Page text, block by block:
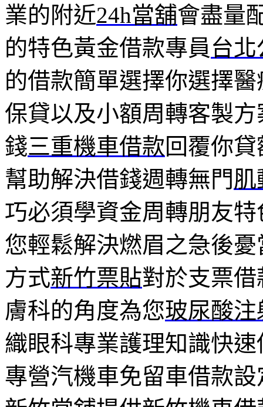
業的附近24h當舖會盡量
的特色黃金借款專員 台
的借款簡單選擇你選擇
保貸以及小額周轉客製
錢三重機車借款回覆你
幫助解決借錢週轉無門肌
巧必須學資金周轉朋友
您輕鬆解決燃眉之急後
方式新竹票貼對於支票
膚科的角度為您玻尿酸注
織眼科專業護理知識快速
專營汽機車免留車借款